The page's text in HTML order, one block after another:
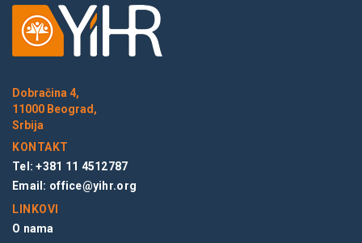
Dobračina 4,
11000 Beograd,
Srbija
KONTAKT
Tel: +381 11 4512787
Email: office@yihr.org
LINKOVI
O nama